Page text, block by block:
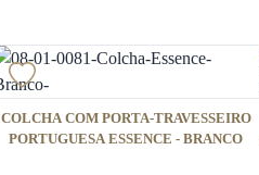
COLCHA COM PORTA-TRAVESSEIRO
PORTUGUESA ESSENCE - BRANCO